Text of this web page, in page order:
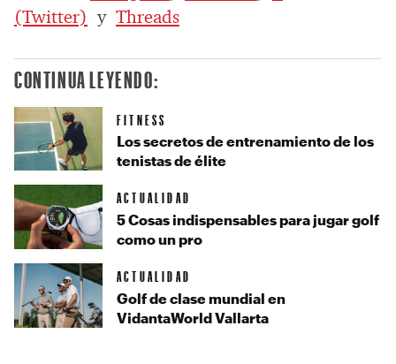
(Twitter) y Threads
CONTINUA LEYENDO:
FITNESS
Los secretos de entrenamiento de los
tenistas de élite
ACTUALIDAD
5 Cosas indispensables para jugar golf
como un pro
ACTUALIDAD
Golf de clase mundial en
VidantaWorld Vallarta